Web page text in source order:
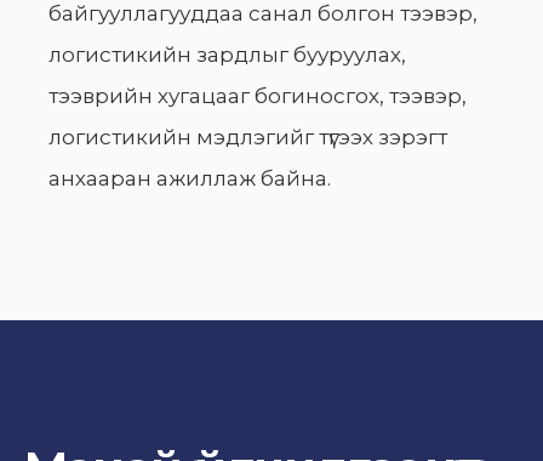
байгууллагууддаа санал болгон тээвэр,
логистикийн зардлыг бууруулах,
тээврийн хугацааг богиносгох, тээвэр,
логистикийн мэдлэгийг түгээх зэрэгт
анхааран ажиллаж байна.